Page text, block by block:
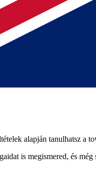
alapján tanulhatsz a
is megismered, és